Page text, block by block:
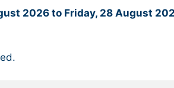
2026 to Friday, 28 August